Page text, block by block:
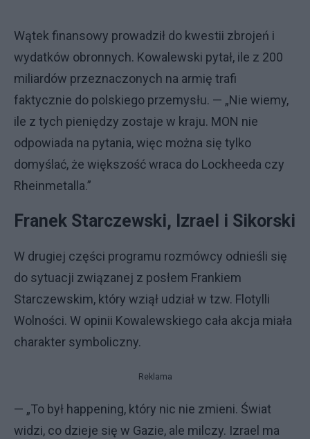
Wątek finansowy prowadził do kwestii zbrojeń i
wydatków obronnych. Kowalewski pytał, ile z 200
miliardów przeznaczonych na armię trafi
faktycznie do polskiego przemysłu. — „Nie wiemy,
ile z tych pieniędzy zostaje w kraju. MON nie
odpowiada na pytania, więc można się tylko
domyślać, że większość wraca do Lockheeda czy
Rheinmetalla.”
Franek Starczewski, Izrael i Sikorski
W drugiej części programu rozmówcy odnieśli się
do sytuacji związanej z posłem Frankiem
Starczewskim, który wziął udział w tzw. Flotylli
Wolności. W opinii Kowalewskiego cała akcja miała
charakter symboliczny.
Reklama
— „To był happening, który nic nie zmieni. Świat
widzi, co dzieje się w Gazie, ale milczy. Izrael ma